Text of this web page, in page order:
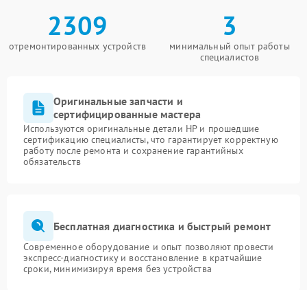
2309
отремонтированных устройств
3
минимальный опыт работы
специалистов
Оригинальные запчасти и
сертифицированные мастера
Используются оригинальные детали HP и прошедшие
сертификацию специалисты, что гарантирует корректную
работу после ремонта и сохранение гарантийных
обязательств
Бесплатная диагностика и быстрый ремонт
Современное оборудование и опыт позволяют провести
экспресс-диагностику и восстановление в кратчайшие
сроки, минимизируя время без устройства